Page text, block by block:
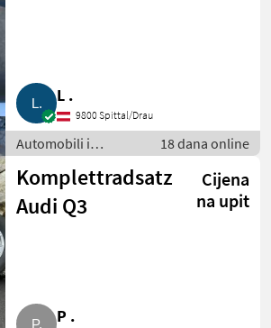
L .
9800 Spittal/Drau
Automobili i
motocikli / Dijelovi
za automobile
18 dana online
Komplettradsatz
Audi Q3
Cijena
na upit
P .